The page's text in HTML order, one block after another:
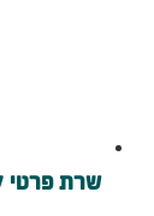
שרת פרטי